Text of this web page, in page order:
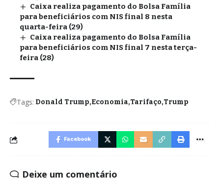
Caixa realiza pagamento do Bolsa Família
para beneficiários com NIS final 8 nesta
quarta-feira (29)
Caixa realiza pagamento do Bolsa Família
para beneficiários com NIS final 7 nesta terça-
feira (28)
Tags: Donald Trump Economia Tarifaço Trump
Facebook
Deixe um comentário